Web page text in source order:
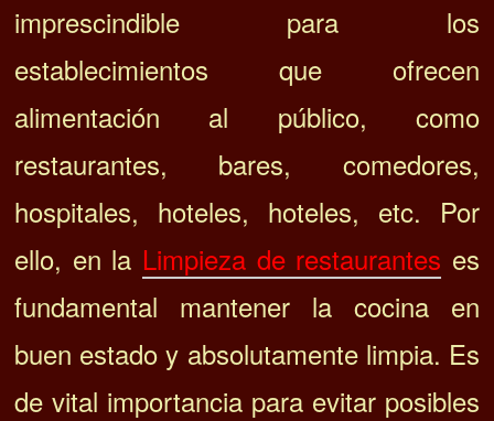
imprescindible para los
establecimientos que ofrecen
alimentación al público, como
restaurantes, bares, comedores,
hospitales, hoteles, hoteles, etc. Por
ello, en la Limpieza de restaurantes es
fundamental mantener la cocina en
buen estado y absolutamente limpia. Es
de vital importancia para evitar posibles